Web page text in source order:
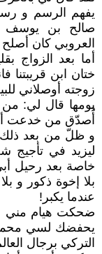
يفهم الرسم و
صالح بن يوسف
العروبي كان
أما بعد
ختان ابن قريبتنا
زوجته أوصلاني
يومها قال لي:
أُصدّق من خدعت
و ظلّ من بعد ذلك
ليزيد في تأجيج
خاصة بعد رحيل
بلا إخوة ذكور و
عندما يكبر!
ضحكت هيام مني
يحفضك لسي
التركي برجال